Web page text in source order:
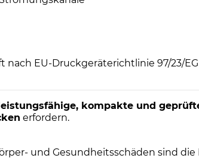
EU-Druckgeräterichtlinie 97/23/EG
kompakte und
erfordern.
und Gesundheitsschäden sind